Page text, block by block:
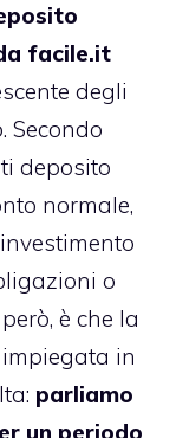
facile.it
degli
Secondo
deposito
normale,
o
è che la
in
parliamo
un periodo